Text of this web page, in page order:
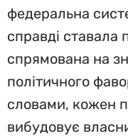
федеральна
справді ставала
спрямована на
політичного
словами, кожен
вибудовує